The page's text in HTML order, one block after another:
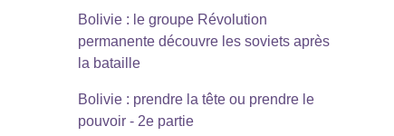
Bolivie : le groupe Révolution
permanente découvre les soviets après
la bataille
Bolivie : prendre la tête ou prendre le
pouvoir - 2e partie